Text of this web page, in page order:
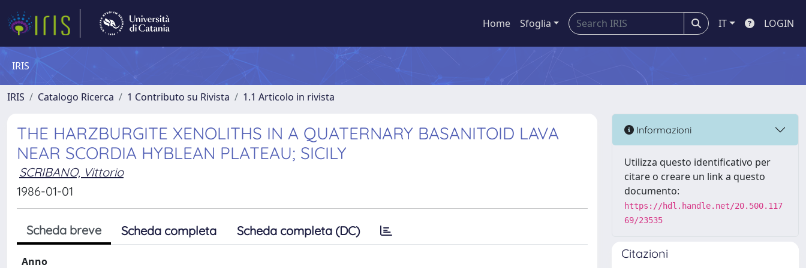
Home Sfoglia IT LOGIN
IRIS
IRIS Catalogo Ricerca 1 Contributo su Rivista 1.1 Articolo in rivista
THE HARZBURGITE XENOLITHS IN A QUATERNARY BASANITOID LAVA
NEAR SCORDIA HYBLEAN PLATEAU; SICILY
SCRIBANO, Vittorio
1986-01-01
Scheda breve Scheda completa Scheda completa (DC)
Anno
Informazioni
Utilizza questo identificativo per
citare o creare un link a questo
documento:
https://hdl.handle.net/20.500.117
69/23535
Citazioni